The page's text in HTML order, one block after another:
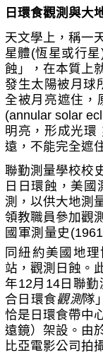
日環食觀測與大
天文學上，稱一
星體(恆星或行
蝕」，在本質上
發生太陽被月球
全被月亮遮住，
(annular solar
明亮，形成光環
遠，不能完全遮
聯勤測量學校校
日日環蝕，美
測，以供大地測
領教職員參加觀
國軍測量史
同紐約美國地理
站，觀測日蝕。
年12月14日聯
合日環食觀測隊
恰是日環食帶中
遠鏡）架設。由
比亞電影公司拍